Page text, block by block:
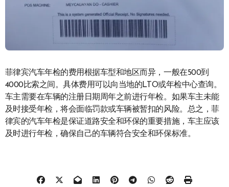
菲律宾汽车年检的费用根据车型和地区而异，一般在500到
4000比索之间。具体费用可以向当地的LTO或年检中心查询。
车主需要在车辆的注册日期周年之前进行年检。如果车主未能
及时接受年检，将会面临罚款或车辆被暂扣的风险。总之，菲
律宾的汽车年检是保证道路安全和环保的重要措施，车主应该
及时进行年检，确保自己的车辆符合安全和环保标准。